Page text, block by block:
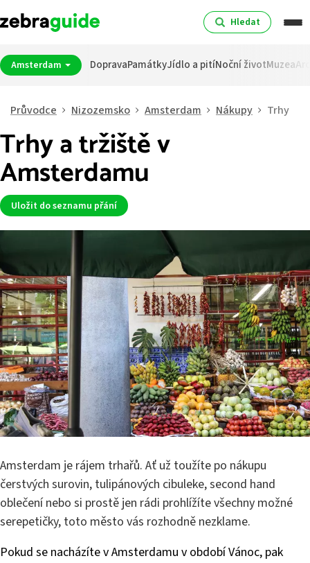
Hledat
Amsterdam DopravaPamátkyJídlo a pitíNoční životMuzea
Průvodce Nizozemsko Amsterdam Nákupy Trhy
Trhy a tržiště v
Amsterdamu
Uložit do seznamu přání
Amsterdam je rájem trhařů. Ať už toužíte po nákupu
čerstvých surovin, tulipánových cibuleke, second hand
oblečení nebo si prostě jen rádi prohlížíte všechny možné
serepetičky, toto město vás rozhodně nezklame.
Pokud se nacházíte v Amsterdamu v období Vánoc, pak